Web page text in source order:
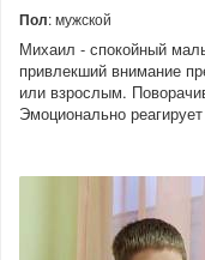
Пол: мужской
Михаил - спокойный
привлекший внимание
или взрослым.
Эмоционально